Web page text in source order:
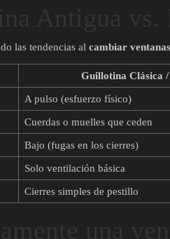
las tendencias alcambiar ventanas
Guillotina Clásica
A pulso (esfuerzo físico)
Cuerdas o muelles que ceden
Bajo (fugas en los cierres)
Solo ventilación básica
Cierres simples de pestillo